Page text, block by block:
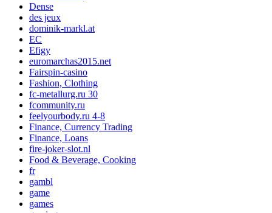
Dense
des jeux
dominik-markl.at
EC
Efigy
euromarchas2015.net
Fairspin-casino
Fashion, Clothing
fc-metallurg.ru 30
fcommunity.ru
feelyourbody.ru 4-8
Finance, Currency Trading
Finance, Loans
fire-joker-slot.nl
Food & Beverage, Cooking
fr
gambl
game
games